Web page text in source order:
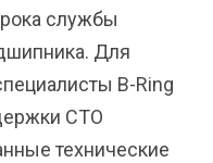
службы
Для
B-Ring
СТО
технические